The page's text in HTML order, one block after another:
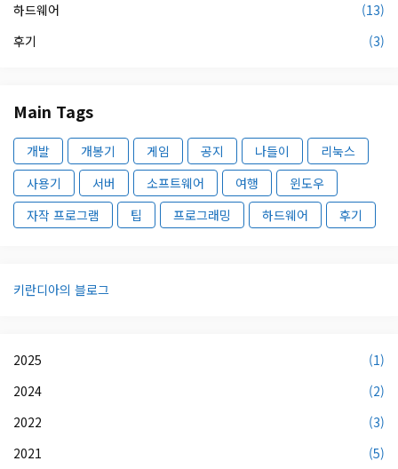
하드웨어
(13)
후기
(3)
Main Tags
개발 개봉기 게임 공지 나들이
리눅스
사용기
서버 소프트웨어 여행
윈도우
자작 프로그램
팁 프로그래밍 하드웨어 후기
키란디아의 블로그
2025
(1)
2024
(2)
2022
(3)
2021
(5)